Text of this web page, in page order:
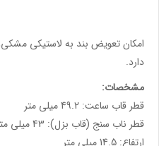
امکان تعویض بند به لاستیکی
دارد.
مشخصات:
قطر قاب ساعت: 49.2 میلی متر
قطر ناب سنج (قاب بزل): 43 میلی متر
ارتفاع: 14.5 میلی متر